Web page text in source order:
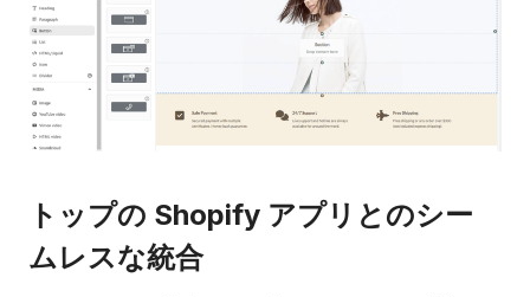
トップの Shopify アプリとのシー
ムレスな統合